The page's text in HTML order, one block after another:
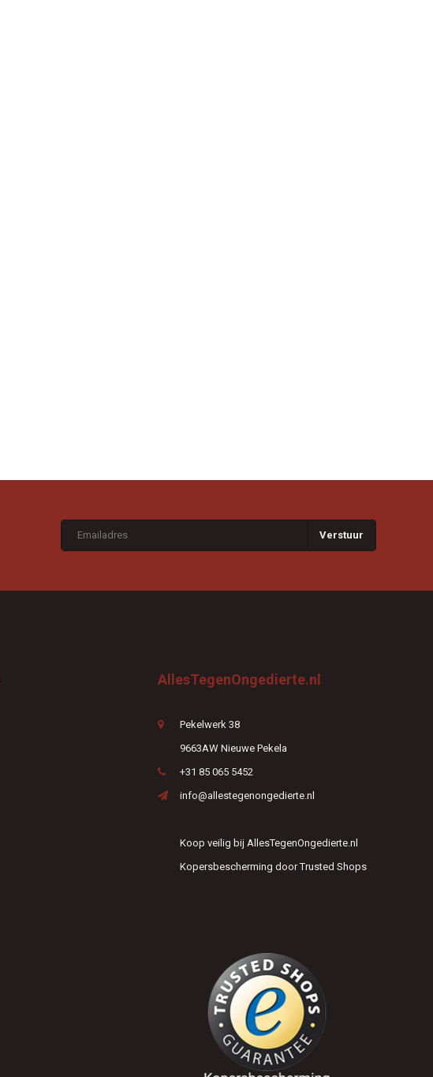
Verstuur
AllesTegenOngedierte.nl
Pekelwerk 38
9663AW Nieuwe Pekela
+31 85 065 5452
info@allestegenongedierte.nl
Koop veilig bij AllesTegenOngedierte.nl
Kopersbescherming door Trusted Shops